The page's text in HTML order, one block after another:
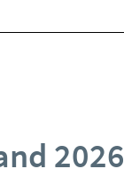
2026